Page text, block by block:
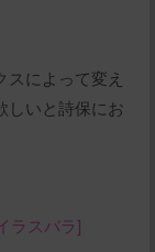
によって変え
しいと詩保にお